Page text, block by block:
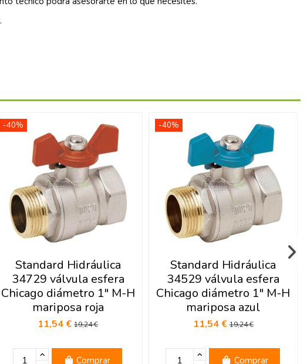
-40%
Standard Hidráulica
34729 válvula esfera
Chicago diámetro 1" M-H
mariposa roja
11,54 €19,24 €
Comprar
-40%
Standard Hidráulica
34529 válvula esfera
Chicago diámetro 1" M-H
mariposa azul
11,54 €19,24 €
Comprar